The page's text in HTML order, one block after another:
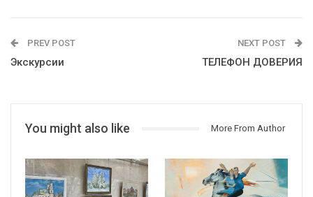
PREV POST
Экскурсии
NEXT POST
ТЕЛЕФОН ДОВЕРИЯ
You might also like More From Author